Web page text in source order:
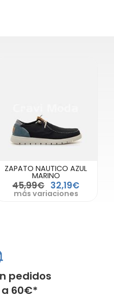
ZAPATO NAUTICO AZUL
MARINO
45,99€ 32,19€
más variaciones
pedidos
60€*